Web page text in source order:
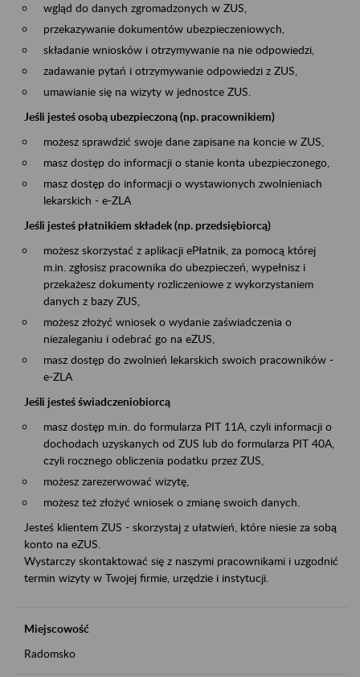
wgląd do danych zgromadzonych w ZUS,
przekazywanie dokumentów ubezpieczeniowych,
składanie wniosków i otrzymywanie na nie odpowiedzi,
zadawanie pytań i otrzymywanie odpowiedzi z ZUS,
umawianie się na wizyty w jednostce ZUS.
Jeśli jesteś osobą ubezpieczoną (np. pracownikiem)
możesz sprawdzić swoje dane zapisane na koncie w ZUS,
masz dostęp do informacji o stanie konta ubezpieczonego,
masz dostęp do informacji o wystawionych zwolnieniach
lekarskich - e-ZLA
Jeśli jesteś płatnikiem składek (np. przedsiębiorcą)
możesz skorzystać z aplikacji ePłatnik, za pomocą której
m.in. zgłosisz pracownika do ubezpieczeń, wypełnisz i
przekażesz dokumenty rozliczeniowe z wykorzystaniem
danych z bazy ZUS,
możesz złożyć wniosek o wydanie zaświadczenia o
niezaleganiu i odebrać go na eZUS,
masz dostęp do zwolnień lekarskich swoich pracowników -
e-ZLA
Jeśli jesteś świadczeniobiorcą
masz dostęp m.in. do formularza PIT 11A, czyli informacji o
dochodach uzyskanych od ZUS lub do formularza PIT 40A,
czyli rocznego obliczenia podatku przez ZUS,
możesz zarezerwować wizytę,
możesz też złożyć wniosek o zmianę swoich danych.
Jesteś klientem ZUS - skorzystaj z ułatwień, które niesie za sobą
konto na eZUS.
Wystarczy skontaktować się z naszymi pracownikami i uzgodnić
termin wizyty w Twojej firmie, urzędzie i instytucji.
Miejscowość
Radomsko